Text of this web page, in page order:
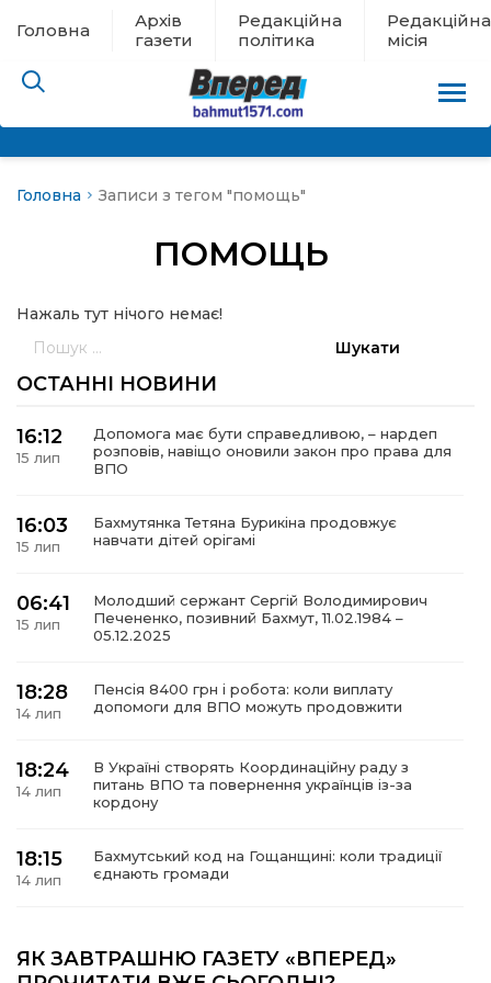
Головна
Архів
газети
Редакційна
політика
Редакційна
місія
новини
політика
місія
Головна Записи з тегом "помощь"
ПОМОЩЬ
Нажаль тут нічого немає!
ОСТАННІ НОВИНИ
16:12
15 лип
Допомога має бути справедливою, – нардеп
розповів, навіщо оновили закон про права для
ВПО
16:03
15 лип
Бахмутянка Тетяна Бурикіна продовжує
навчати дітей орігамі
06:41
15 лип
Молодший сержант Сергій Володимирович
Печененко, позивний Бахмут, 11.02.1984 –
05.12.2025
18:28
14 лип
Пенсія 8400 грн і робота: коли виплату
допомоги для ВПО можуть продовжити
18:24
14 лип
В Україні створять Координаційну раду з
питань ВПО та повернення українців із-за
кордону
18:15
14 лип
Бахмутський код на Гощанщині: коли традиції
єднають громади
10 лип
ЯК ЗАВТРАШНЮ ГАЗЕТУ «ВПЕРЕД»